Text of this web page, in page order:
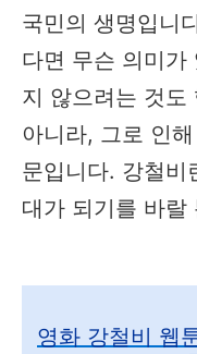
국민의 생명입니
다면 무슨 의미가
지 않으려는 것도
아니라, 그로 인
문입니다. 강철비
대가 되기를 바랄
영화 강철비 웹